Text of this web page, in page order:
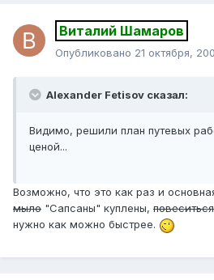
Виталий Шамаров
Опубликовано 21 октября,
Alexander Fetisov сказал:
Видимо, решили план путевых
ценой...
Возможно, что это как раз и
мыло "Сапсаны" куплены, повеситься
нужно как можно быстрее.